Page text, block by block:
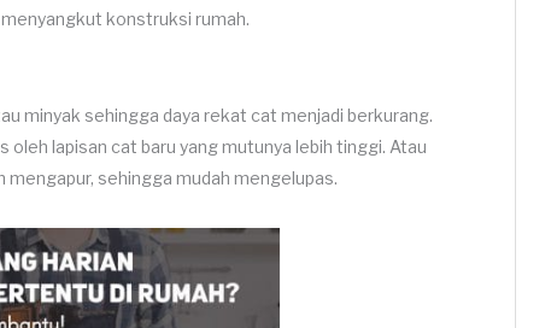
konstruksi rumah.
minyak sehingga daya rekat cat menjadi berkurang.
lapisan cat baru yang mutunya lebih tinggi. Atau
sehingga mudah mengelupas.